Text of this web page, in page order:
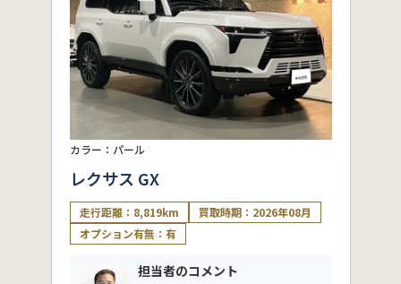
カラー：パール
レクサス GX
走行距離：8,819km
買取時期：2026年08月
オプション有無：有
担当者のコメント